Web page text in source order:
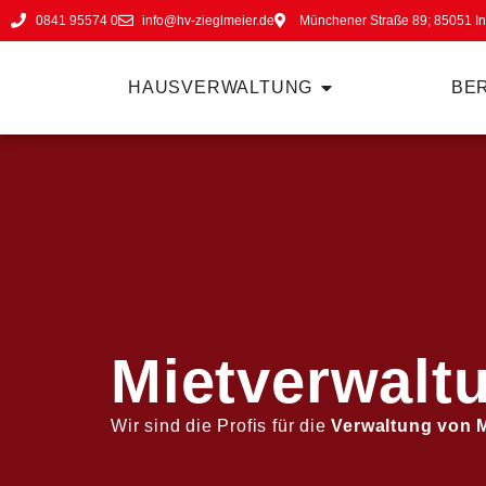
0841 95574 0 info@hv-zieglmeier.de Münchener Straße 89; 85051
HAUSVERWALTUNG
Wir sind die Profis für dieVerwaltung von